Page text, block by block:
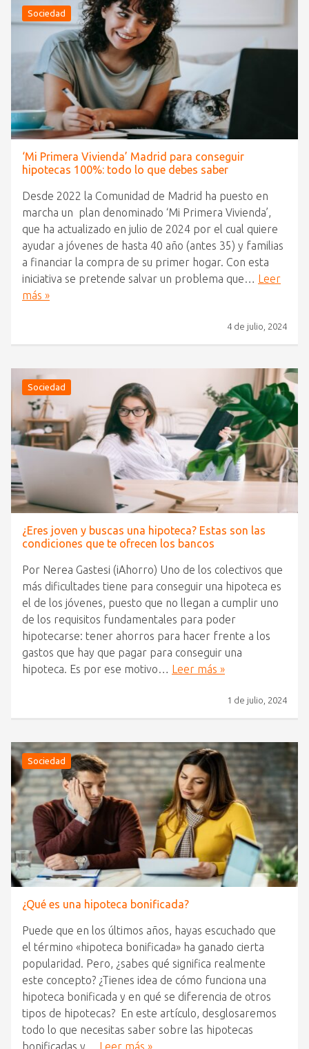
Sociedad
‘Mi Primera Vivienda’ Madrid para conseguir
hipotecas 100%: todo lo que debes saber
Desde 2022 la Comunidad de Madrid ha puesto en
marcha un plan denominado ‘Mi Primera Vivienda’,
que ha actualizado en julio de 2024 por el cual quiere
ayudar a jóvenes de hasta 40 año (antes 35) y familias
a financiar la compra de su primer hogar. Con esta
iniciativa se pretende salvar un problema que… Leer
más »
4 de julio, 2024
Sociedad
¿Eres joven y buscas una hipoteca? Estas son las
condiciones que te ofrecen los bancos
Por Nerea Gastesi (iAhorro) Uno de los colectivos que
más dificultades tiene para conseguir una hipoteca es
el de los jóvenes, puesto que no llegan a cumplir uno
de los requisitos fundamentales para poder
hipotecarse: tener ahorros para hacer frente a los
gastos que hay que pagar para conseguir una
hipoteca. Es por ese motivo… Leer más »
1 de julio, 2024
Sociedad
¿Qué es una hipoteca bonificada?
Puede que en los últimos años, hayas escuchado que
el término «hipoteca bonificada» ha ganado cierta
popularidad. Pero, ¿sabes qué significa realmente
este concepto? ¿Tienes idea de cómo funciona una
hipoteca bonificada y en qué se diferencia de otros
tipos de hipotecas? En este artículo, desglosaremos
todo lo que necesitas saber sobre las hipotecas
bonificadas y… Leer más »